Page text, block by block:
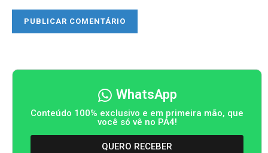
WhatsApp
Conteúdo 100% exclusivo e em primeira mão, que
você só vê no PA4!
QUERO RECEBER